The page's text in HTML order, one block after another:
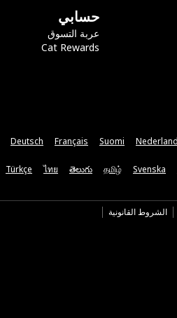
حسابي
عربة التسوق
Cat Rewards
Suomi
Français
Deutsch
Svenska
தமிழ்
తెలుగు
ไทย
Türkçe
الشروط القانونية